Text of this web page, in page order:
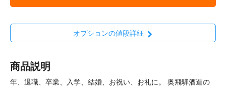
オプションの値段詳細
商品説明
年、退職、卒業、入学、結婚、お祝い、お礼に。 奥飛騨酒造の